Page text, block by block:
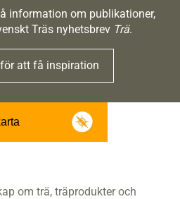
information om publikationer,
Träs nyhetsbrev Trä.
att få inspiration
om trä, träprodukter och